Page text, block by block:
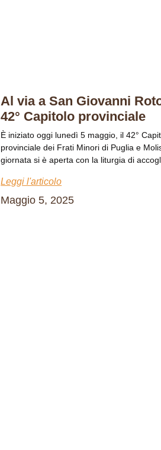
Al via a San Giovanni
42° Capitolo provinciale
È iniziato oggi lunedì 5 maggio, il 42°
provinciale dei Frati Minori di Puglia e
giornata si è aperta con la liturgia di
Leggi l'articolo
Maggio 5, 2025